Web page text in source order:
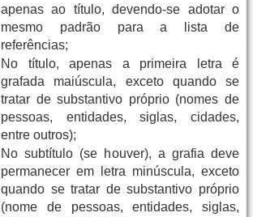
apenas ao título, devendo-se adotar o
mesmo padrão para a lista de
referências;
No título, apenas a primeira letra é
grafada maiúscula, exceto quando se
tratar de substantivo próprio (nomes de
pessoas, entidades, siglas, cidades,
entre outros);
No subtítulo (se houver), a grafia deve
permanecer em letra minúscula, exceto
quando se tratar de substantivo próprio
(nome de pessoas, entidades, siglas,